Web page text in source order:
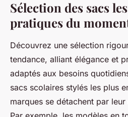
Sélection des sacs
pratiques du
Découvrez une sélection
tendance, alliant élégance et
adaptés aux besoins
sacs scolaires stylés les plus
marques se détachent par